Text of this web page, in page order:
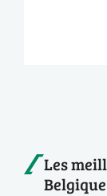
Les
Belgique